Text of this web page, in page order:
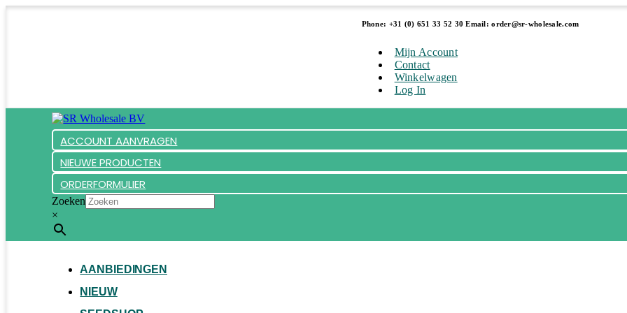
Phone: +31 (0) 651 33 52 30 Email: order@sr-wholesale.com
Mijn Account
Contact
Winkelwagen
Log In
ACCOUNT AANVRAGEN
NIEUWE PRODUCTEN
ORDERFORMULIER
Zoeken
×
AANBIEDINGEN
NIEUW